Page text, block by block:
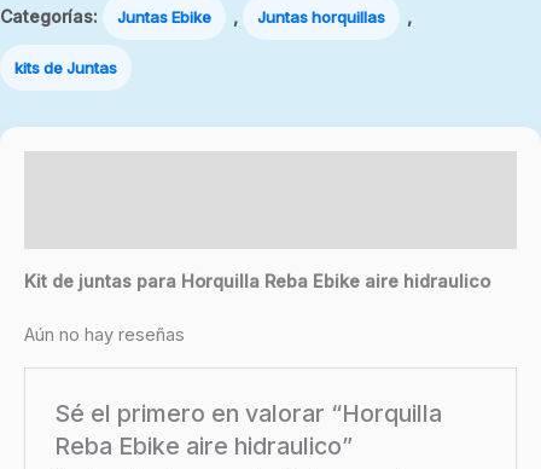
Categorías: Juntas Ebike , Juntas horquillas ,
kits de Juntas
Kit de juntas para Horquilla Reba Ebike aire hidraulico
Aún no hay reseñas
Sé el primero en valorar “Horquilla
Reba Ebike aire hidraulico”